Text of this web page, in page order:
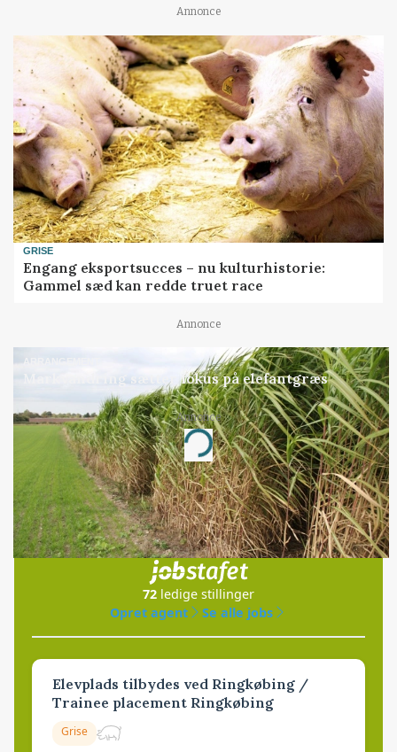
Annonce
GRISE
Engang eksportsucces – nu kulturhistorie:
Gammel sæd kan redde truet race
Annonce
ARRANGEMENT
Markvandring sætter fokus på elefantgræs
Annonce
Loading...
Jobs
i samarbejde med
72 ledige stillinger
Opret agent
Se alle jobs
Elevplads tilbydes ved Ringkøbing /
Trainee placement Ringkøbing
Grise